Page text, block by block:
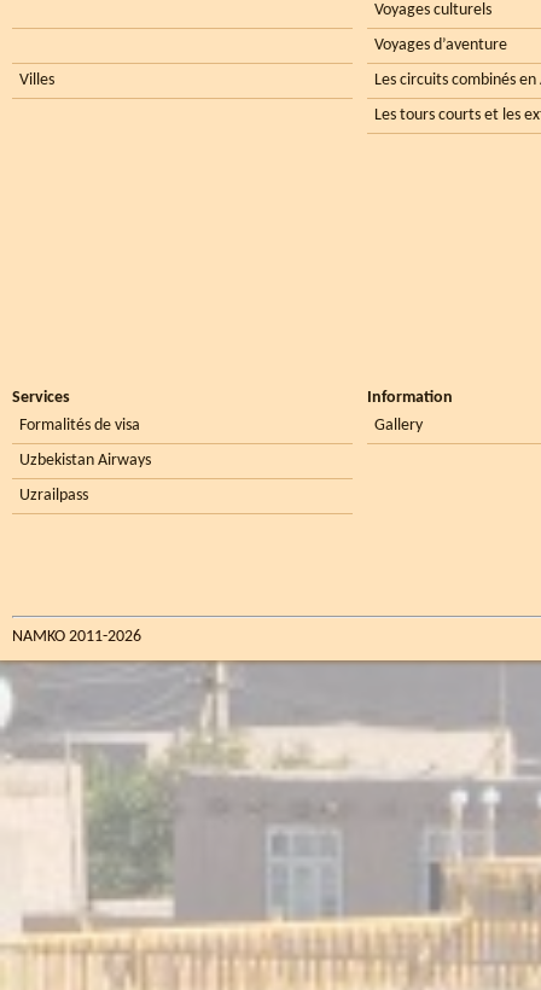
Villes
Voyages culturels
Voyages d’aventure
Les circuits combinés
Les tours courts et les
Services
Formalités de visa
Uzbekistan Airways
Uzrailpass
Information
Gallery
NAMKO 2011-2026